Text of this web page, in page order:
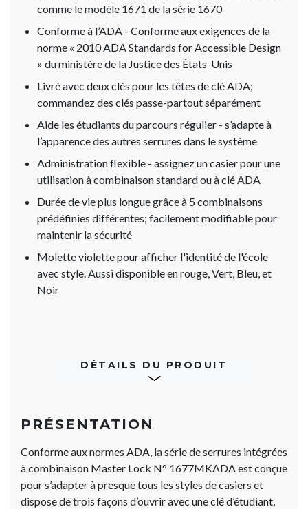
comme le modèle 1671 de la série 1670
Conforme à l’ADA - Conforme aux exigences de la
norme « 2010 ADA Standards for Accessible Design
» du ministère de la Justice des États-Unis
Livré avec deux clés pour les têtes de clé ADA;
commandez des clés passe-partout séparément
Aide les étudiants du parcours régulier - s’adapte à
l’apparence des autres serrures dans le système
Administration flexible - assignez un casier pour une
utilisation à combinaison standard ou à clé ADA
Durée de vie plus longue grâce à 5 combinaisons
prédéfinies différentes; facilement modifiable pour
maintenir la sécurité
Molette violette pour afficher l'identité de l'école
avec style. Aussi disponible en rouge, Vert, Bleu, et
Noir
DÉTAILS DU PRODUIT
PRÉSENTATION
Conforme aux normes ADA, la série de serrures intégrées
à combinaison Master Lock N° 1677MKADA est conçue
pour s’adapter à presque tous les styles de casiers et
dispose de trois façons d’ouvrir avec une clé d’étudiant,